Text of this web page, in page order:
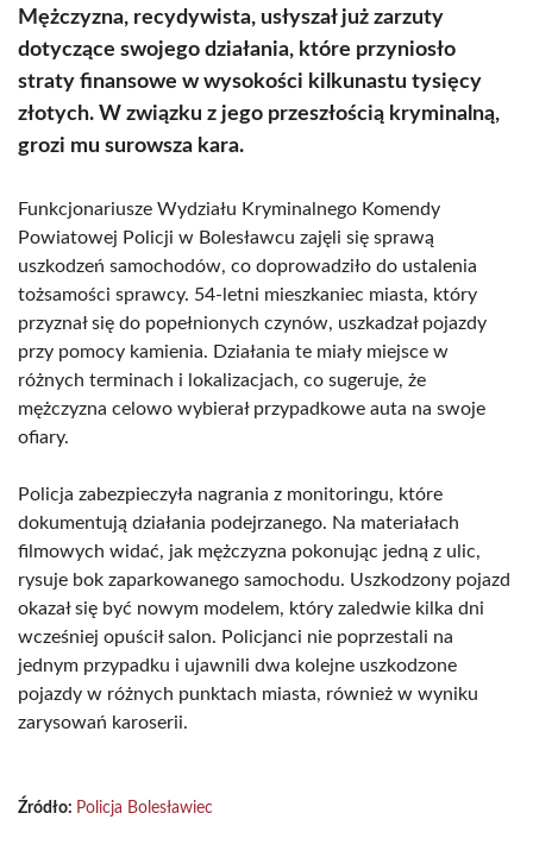
Mężczyzna, recydywista, usłyszał już zarzuty
dotyczące swojego działania, które przyniosło
straty finansowe w wysokości kilkunastu tysięcy
złotych. W związku z jego przeszłością kryminalną,
grozi mu surowsza kara.
Funkcjonariusze Wydziału Kryminalnego Komendy
Powiatowej Policji w Bolesławcu zajęli się sprawą
uszkodzeń samochodów, co doprowadziło do ustalenia
tożsamości sprawcy. 54-letni mieszkaniec miasta, który
przyznał się do popełnionych czynów, uszkadzał pojazdy
przy pomocy kamienia. Działania te miały miejsce w
różnych terminach i lokalizacjach, co sugeruje, że
mężczyzna celowo wybierał przypadkowe auta na swoje
ofiary.
Policja zabezpieczyła nagrania z monitoringu, które
dokumentują działania podejrzanego. Na materiałach
filmowych widać, jak mężczyzna pokonując jedną z ulic,
rysuje bok zaparkowanego samochodu. Uszkodzony pojazd
okazał się być nowym modelem, który zaledwie kilka dni
wcześniej opuścił salon. Policjanci nie poprzestali na
jednym przypadku i ujawnili dwa kolejne uszkodzone
pojazdy w różnych punktach miasta, również w wyniku
zarysowań karoserii.
Źródło: Policja Bolesławiec